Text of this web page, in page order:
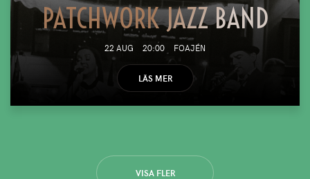
PATCHWORK JAZZ BAND
22 AUG 20:00 FOAJÉN
LÄS MER
VISA FLER